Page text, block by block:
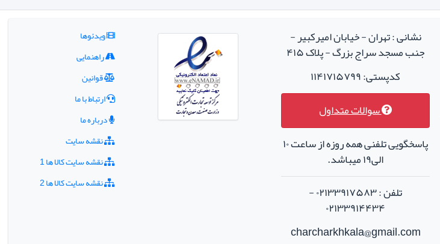
نشانی : تهران - خیابان امیرکبیر -
جنب مسجد سراج بزرگ - پلاک ۴۱۵
کدپستی: ۱۱۴۱۷۱۵۷۹۹
سوالات متداول
پاسخگویی تلفنی همه روزه از ساعت ۱۰
الی۱۹ میباشد.
تلفن : ۰۲۱۳۳۹۱۷۵۸۳ -
۰۲۱۳۳۹۱۴۴۳۴
charcharkhkala@gmail.com
ویدئوها
راهنمایی
قوانین
ارتباط با ما
درباره ما
نقشه سایت
نقشه سایت کالا ها 1
نقشه سایت کالا ها 2